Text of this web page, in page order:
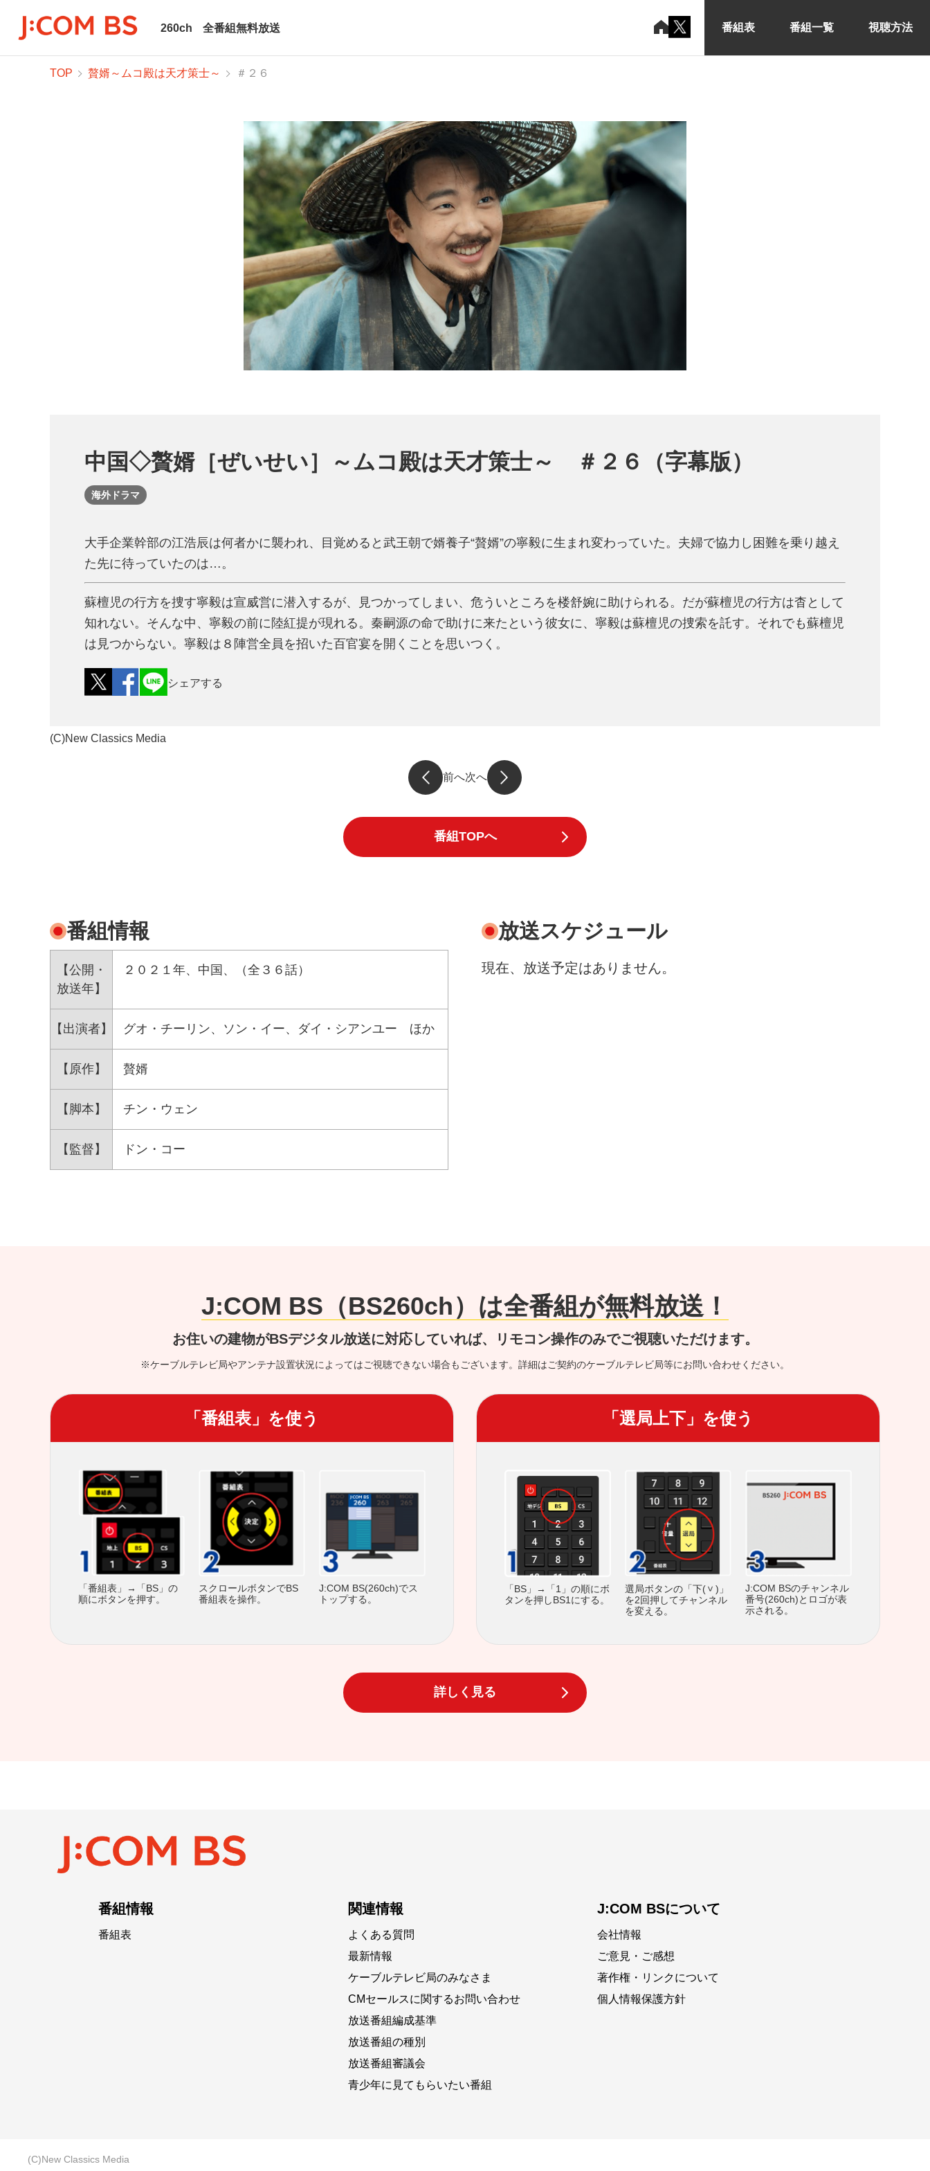
260ch 全番組無料放送 番組表 番組一覧 視聴方法
TOP 贅婿～ムコ殿は天才策士～ ＃２６
中国◇贅婿［ぜいせい］～ムコ殿は天才策士～ ＃２６（字幕版）
海外ドラマ
大手企業幹部の江浩辰は何者かに襲われ、目覚めると武王朝で婿養子“贅婿”の寧毅に生まれ変わっていた。夫婦で協力し困難を乗り越え
た先に待っていたのは…。
蘇檀児の行方を捜す寧毅は宣威営に潜入するが、見つかってしまい、危ういところを楼舒婉に助けられる。だが蘇檀児の行方は杳として
知れない。そんな中、寧毅の前に陸紅提が現れる。秦嗣源の命で助けに来たという彼女に、寧毅は蘇檀児の捜索を託す。それでも蘇檀児
は見つからない。寧毅は８陣営全員を招いた百官宴を開くことを思いつく。
シェアする
(C)New Classics Media
前へ次へ
番組TOPへ
番組情報
【公開・
放送年】
２０２１年、中国、（全３６話）
【出演者】 グオ・チーリン、ソン・イー、ダイ・シアンユー ほか
【原作】 贅婿
【脚本】 チン・ウェン
【監督】 ドン・コー
放送スケジュール
現在、放送予定はありません。
J:COM BS（BS260ch）は全番組が無料放送！
お住いの建物がBSデジタル放送に対応していれば、リモコン操作のみでご視聴いただけます。
※ケーブルテレビ局やアンテナ設置状況によってはご視聴できない場合もございます。詳細はご契約のケーブルテレビ局等にお問い合わせください。
「番組表」を使う
「番組表」→「BS」の
順にボタンを押す。
スクロールボタンでBS
番組表を操作。
J:COM BS(260ch)でス
トップする。
「選局上下」を使う
「BS」→「1」の順にボ
タンを押しBS1にする。
選局ボタンの「下(
)」
を2回押してチャンネル
を変える。
J:COM BSのチャンネル
番号(260ch)とロゴが表
示される。
詳しく見る
番組情報
番組表
関連情報
よくある質問
最新情報
ケーブルテレビ局のみなさま
CMセールスに関するお問い合わせ
放送番組編成基準
放送番組の種別
放送番組審議会
青少年に見てもらいたい番組
J:COM BSについて
会社情報
ご意見・ご感想
著作権・リンクについて
個人情報保護方針
(C)New Classics Media